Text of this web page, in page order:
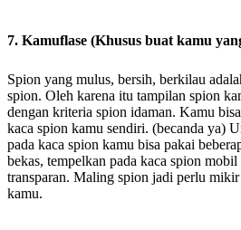
7. Kamuflase (Khusus buat kamu
Spion yang mulus, bersih, berkilau
spion. Oleh karena itu tampilan spion
dengan kriteria spion idaman. Kamu
kaca spion kamu sendiri. (becanda ya)
pada kaca spion kamu bisa pakai
bekas, tempelkan pada kaca spion
transparan. Maling spion jadi perlu
kamu.